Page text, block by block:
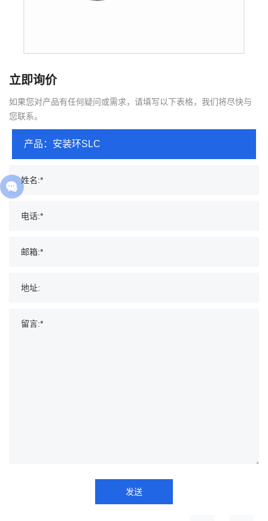
立即询价
如果您对产品有任何疑问或需求，请填写以下表格，我们将尽快与
您联系。
发送